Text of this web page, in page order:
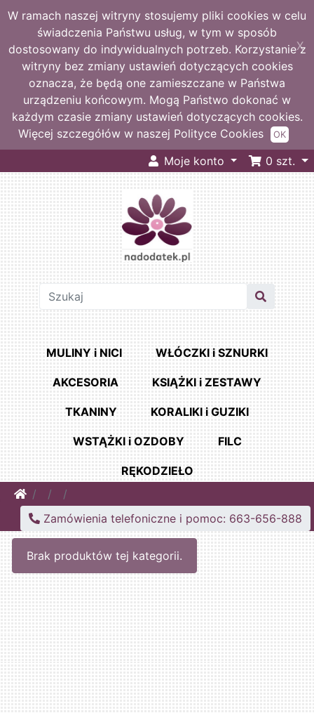
W ramach naszej witryny stosujemy pliki cookies w celu
świadczenia Państwu usług, w tym w sposób
dostosowany do indywidualnych potrzeb. Korzystanie z
witryny bez zmiany ustawień dotyczących cookies
oznacza, że będą one zamieszczane w Państwa
urządzeniu końcowym. Mogą Państwo dokonać w
każdym czasie zmiany ustawień dotyczących cookies.
Więcej szczegółów w naszej Polityce Cookies
X
OK
Moje konto 0 szt.
MULINY i NICI WŁÓCZKI i SZNURKI
AKCESORIA KSIĄŻKI i ZESTAWY
TKANINY KORALIKI i GUZIKI
WSTĄŻKI i OZDOBY FILC
RĘKODZIEŁO
Home
Zamówienia telefoniczne i pomoc: 663-656-888
Brak produktów tej kategorii.